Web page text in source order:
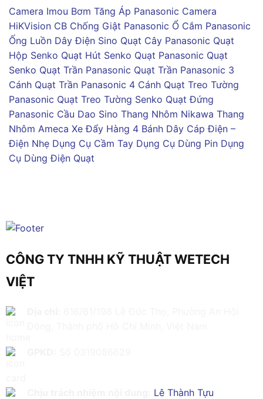
Camera Imou Bơm Tăng Áp Panasonic Camera
HiKVision CB Chống Giật Panasonic Ổ Cắm Panasonic
Ống Luồn Dây Điện Sino Quạt Cây Panasonic Quạt
Hộp Senko Quạt Hút Senko Quạt Panasonic Quạt
Senko Quạt Trần Panasonic Quạt Trần Panasonic 3
Cánh Quạt Trần Panasonic 4 Cánh Quạt Treo Tường
Panasonic Quạt Treo Tường Senko Quạt Đứng
Panasonic Cầu Dao Sino Thang Nhôm Nikawa Thang
Nhôm Ameca Xe Đẩy Hàng 4 Bánh Dây Cáp Điện –
Điện Nhẹ Dụng Cụ Cầm Tay Dụng Cụ Dùng Pin Dụng
Cụ Dùng Điện Quạt
CÔNG TY TNHH KỸ THUẬT WETECH
VIỆT
Lê Thành Tựu